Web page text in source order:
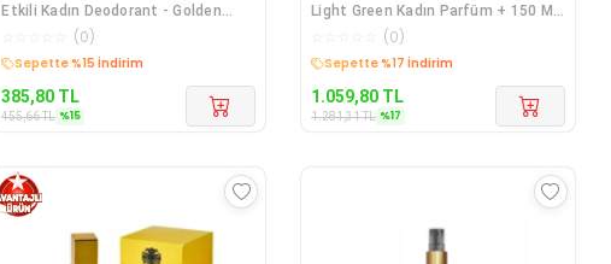
Etkili Kadın Deodorant - Golden
Mode - 150 Ml
(0)
Sepette %15 İndirim
385,80 TL
455,66TL %15
Light Green Kadın Parfüm + 150 Ml
Deodorant Seti
(0)
Sepette %17 İndirim
1.059,80 TL
1.281,31TL %17